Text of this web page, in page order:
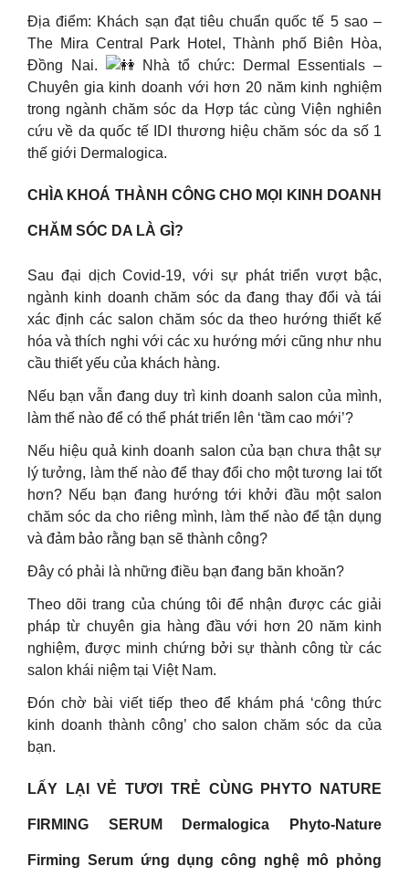
Địa điểm: Khách sạn đạt tiêu chuẩn quốc tế 5 sao –
The Mira Central Park Hotel, Thành phố Biên Hòa,
Đồng Nai.
Nhà tổ chức: Dermal Essentials –
Chuyên gia kinh doanh với hơn 20 năm kinh nghiệm
trong ngành chăm sóc da Hợp tác cùng Viện nghiên
cứu về da quốc tế IDI thương hiệu chăm sóc da số 1
thế giới Dermalogica.
CHÌA KHOÁ THÀNH CÔNG CHO MỌI KINH DOANH
CHĂM SÓC DA LÀ GÌ?
Sau đại dịch Covid-19, với sự phát triển vượt bậc,
ngành kinh doanh chăm sóc da đang thay đổi và tái
xác định các salon chăm sóc da theo hướng thiết kế
hóa và thích nghi với các xu hướng mới cũng như nhu
cầu thiết yếu của khách hàng.
Nếu bạn vẫn đang duy trì kinh doanh salon của mình,
làm thế nào để có thể phát triển lên ‘tầm cao mới’?
Nếu hiệu quả kinh doanh salon của bạn chưa thật sự
lý tưởng, làm thế nào để thay đổi cho một tương lai tốt
hơn? Nếu bạn đang hướng tới khởi đầu một salon
chăm sóc da cho riêng mình, làm thế nào để tận dụng
và đảm bảo rằng bạn sẽ thành công?
Đây có phải là những điều bạn đang băn khoăn?
Theo dõi trang của chúng tôi để nhận được các giải
pháp từ chuyên gia hàng đầu với hơn 20 năm kinh
nghiệm, được minh chứng bởi sự thành công từ các
salon khái niệm tại Việt Nam.
Đón chờ bài viết tiếp theo để khám phá ‘công thức
kinh doanh thành công’ cho salon chăm sóc da của
bạn.
LẤY LẠI VẺ TƯƠI TRẺ CÙNG PHYTO NATURE
FIRMING SERUM Dermalogica Phyto-Nature
Firming Serum ứng dụng công nghệ mô phỏng